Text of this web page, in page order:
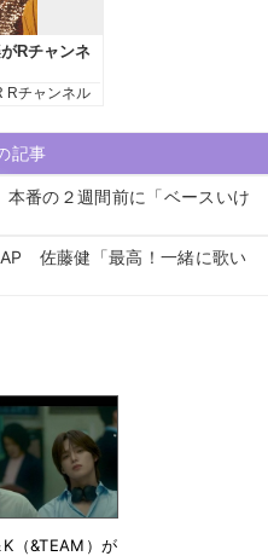
記事
番の２週間前に「ベースいけ
佐藤健「最高！一緒に歌い
（&TEAM）が